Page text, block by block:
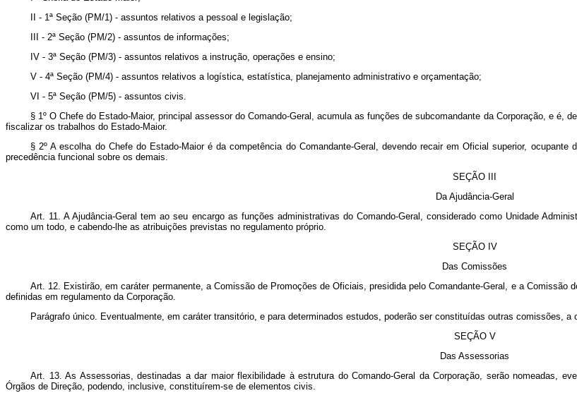
II - 1ª Seção (PM/1) - assuntos relativos a pessoal e legislação;
III - 2ª Seção (PM/2) - assuntos de informações;
IV - 3ª Seção (PM/3) - assuntos relativos a instrução, operações e ensino;
V - 4ª Seção (PM/4) - assuntos relativos a logística, estatística, planejamento administrativo e orçamentação;
VI - 5ª Seção (PM/5) - assuntos civis.
§ 1º O Chefe do Estado-Maior, principal assessor do Comando-Geral, acumula as funções de subcomandante da Corporação, e é,
fiscalizar os trabalhos do Estado-Maior.
§ 2º A escolha do Chefe do Estado-Maior é da competência do Comandante-Geral, devendo recair em Oficial superior,
precedência funcional sobre os demais.
SEÇÃO III
Da Ajudância-Geral
Art. 11. A Ajudância-Geral tem ao seu encargo as funções administrativas do Comando-Geral, considerado como Unidade
como um todo, e cabendo-lhe as atribuições previstas no regulamento próprio.
SEÇÃO IV
Das Comissões
Art. 12. Existirão, em caráter permanente, a Comissão de Promoções de Oficiais, presidida pelo Comandante-Geral, e a
definidas em regulamento da Corporação.
Parágrafo único. Eventualmente, em caráter transitório, e para determinados estudos, poderão ser constituídas outras comissões, a
SEÇÃO V
Das Assessorias
Art. 13. As Assessorias, destinadas a dar maior flexibilidade à estrutura do Comando-Geral da Corporação, serão nomeadas,
Órgãos de Direção, podendo, inclusive, constituírem-se de elementos civis.